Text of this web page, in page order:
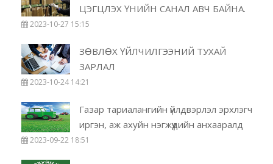
ЦЭГЦЛЭХ ҮНИЙН САНАЛ АВЧ БАЙНА.
2023-10-27 15:15
ЗӨВЛӨХ ҮЙЛЧИЛГЭЭНИЙ ТУХАЙ
ЗАРЛАЛ
2023-10-24 14:21
Газар тариалангийн үйлдвэрлэл эрхлэгч
иргэн, аж ахуйн нэгжүүдийн анхааралд
2023-09-22 18:51